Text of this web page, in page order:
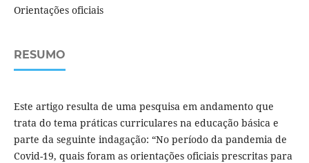
Orientações oficiais
RESUMO
Este artigo resulta de uma pesquisa em andamento que
trata do tema práticas curriculares na educação básica e
parte da seguinte indagação: “No período da pandemia de
Covid-19, quais foram as orientações oficiais prescritas para